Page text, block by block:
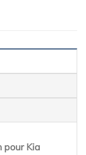
pour Kia